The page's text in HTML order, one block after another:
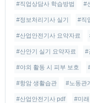
#직업상담사 학습방법 #
#정보처리기사 실기 #직
#산업안전기사 요약자료
#산안기 실기 요약자료 #
#야외 활동 시 피부 보호
#항암 생활습관 #노동관
#산업안전기사 pdf #미래